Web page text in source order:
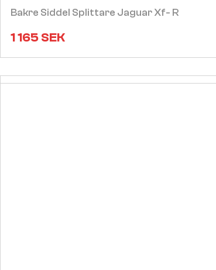
Bakre Siddel Splittare Jaguar Xf- R
1 165SEK